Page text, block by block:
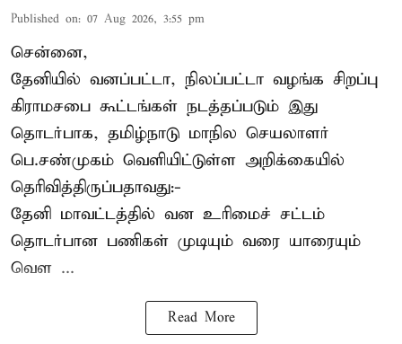
Published on: 07 Aug 2026, 3:55 pm
சென்னை,
தேனியில் வனப்பட்டா, நிலப்பட்டா வழங்க சிறப்பு
கிராமசபை கூட்டங்கள் நடத்தப்படும் இது
தொடர்பாக, தமிழ்நாடு மாநில செயலாளர்
பெ.சண்முகம் வெளியிட்டுள்ள அறிக்கையில்
தெரிவித்திருப்பதாவது:-
தேனி மாவட்டத்தில் வன உரிமைச் சட்டம்
தொடர்பான பணிகள் முடியும் வரை யாரையும்
வெள ...
Read More